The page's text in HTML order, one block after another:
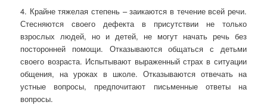
4. Крайне тяжелая степень – заикаются в течение всей речи.
Стесняются своего дефекта в присутствии не только
взрослых людей, но и детей, не могут начать речь без
посторонней помощи. Отказываются общаться с детьми
своего возраста. Испытывают выраженный страх в ситуации
общения, на уроках в школе. Отказываются отвечать на
устные вопросы, предпочитают письменные ответы на
вопросы.